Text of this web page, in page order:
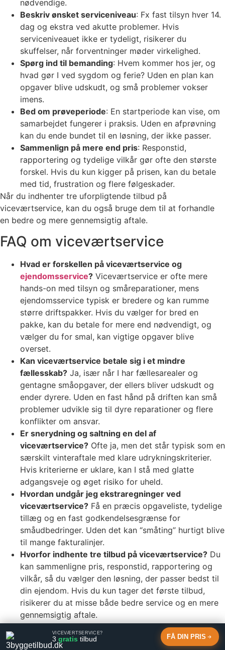
nødvendige.
Beskriv ønsket serviceniveau: Fx fast tilsyn hver 14.
dag og ekstra ved akutte problemer. Hvis
serviceniveauet ikke er tydeligt, risikerer du
skuffelser, når forventninger møder virkelighed.
Spørg ind til bemanding: Hvem kommer hos jer, og
hvad gør I ved sygdom og ferie? Uden en plan kan
opgaver blive udskudt, og små problemer vokser
imens.
Bed om prøveperiode: En startperiode kan vise, om
samarbejdet fungerer i praksis. Uden en afprøvning
kan du ende bundet til en løsning, der ikke passer.
Sammenlign på mere end pris: Responstid,
rapportering og tydelige vilkår gør ofte den største
forskel. Hvis du kun kigger på prisen, kan du betale
med tid, frustration og flere følgeskader.
Når du indhenter tre uforpligtende tilbud på
viceværtservice, kan du også bruge dem til at forhandle
en bedre og mere gennemsigtig aftale.
FAQ om viceværtservice
Hvad er forskellen på viceværtservice og
ejendomsservice? Viceværtservice er ofte mere
hands-on med tilsyn og småreparationer, mens
ejendomsservice typisk er bredere og kan rumme
større driftspakker. Hvis du vælger for bred en
pakke, kan du betale for mere end nødvendigt, og
vælger du for smal, kan vigtige opgaver blive
overset.
Kan viceværtservice betale sig i et mindre
fællesskab? Ja, især når I har fællesarealer og
gentagne småopgaver, der ellers bliver udskudt og
ender dyrere. Uden en fast hånd på driften kan små
problemer udvikle sig til dyre reparationer og flere
konflikter om ansvar.
Er snerydning og saltning en del af
viceværtservice? Ofte ja, men det står typisk som en
særskilt vinteraftale med klare udrykningskriterier.
Hvis kriterierne er uklare, kan I stå med glatte
adgangsveje og øget risiko for uheld.
Hvordan undgår jeg ekstraregninger ved
viceværtservice? Få en præcis opgaveliste, tydelige
tillæg og en fast godkendelsesgrænse for
småudbedringer. Uden det kan “småting” hurtigt blive
til mange fakturalinjer.
Hvorfor indhente tre tilbud på viceværtservice? Du
kan sammenligne pris, responstid, rapportering og
vilkår, så du vælger den løsning, der passer bedst til
din ejendom. Hvis du kun tager det første tilbud,
risikerer du at misse både bedre service og en mere
gennemsigtig aftale.
Få 3 gratis tilbud
VICEVÆRTSERVICE?
3 gratis tilbud FÅ DIN PRIS